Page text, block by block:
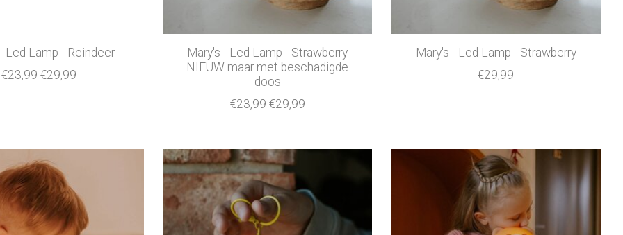
Led Lamp - Reindeer
€23,99 €29,99
Mary's - Led Lamp - Strawberry
NIEUW maar met beschadigde
doos
€23,99 €29,99
Mary's - Led Lamp - Strawberry
€29,99